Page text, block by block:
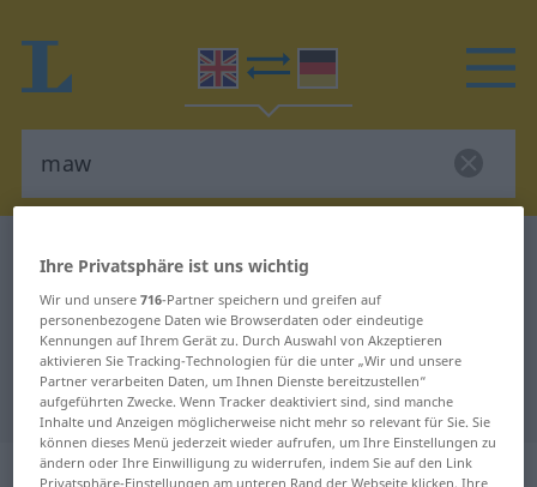
Englisch-Deutsch Wörterbuch
Englisch-Deutsch Übersetzung für
"maw"
"maw" Deutsch Übersetzung
„maw“: noun
Ihre Privatsphäre ist uns wichtig
Wir und unsere716-Partner speichern und greifen auf
personenbezogene Daten wie Browserdaten oder eindeutige
Kennungen auf Ihrem Gerät zu. Durch Auswahl von Akzeptieren
aktivieren Sie Tracking-Technologien für die unter „Wir und unsere
Partner verarbeiten Daten, um Ihnen Dienste bereitzustellen“
aufgeführten Zwecke. Wenn Tracker deaktiviert sind, sind manche
Inhalte und Anzeigen möglicherweise nicht mehr so relevant für Sie. Sie
können dieses Menü jederzeit wieder aufrufen, um Ihre Einstellungen zu
ändern oder Ihre Einwilligung zu widerrufen, indem Sie auf den Link
Privatsphäre-Einstellungen am unteren Rand der Webseite klicken. Ihre